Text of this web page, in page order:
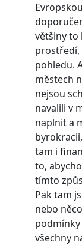
většiny to
prostředí,
pohledu.
městech
nejsou
navalili v
naplnit a
tam i
to,
tímto
Pak tam
nebo
všechny